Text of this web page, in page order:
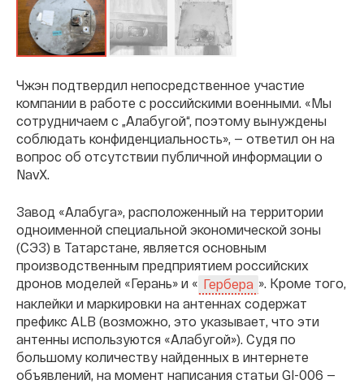
Чжэн подтвердил непосредственное участие
компании в работе с российскими военными. «Мы
сотрудничаем с „Алабугой“, поэтому вынуждены
соблюдать конфиденциальность», — ответил он на
вопрос об отсутствии публичной информации о
NavX.
Завод «Алабуга», расположенный на территории
одноименной специальной экономической зоны
(СЭЗ) в Татарстане, является основным
производственным предприятием российских
дронов моделей «Герань» и « Гербера ». Кроме того,
наклейки и маркировки на антеннах содержат
префикс ALB (возможно, это указывает, что эти
антенны используются «Алабугой»). Судя по
большому количеству найденных в интернете
объявлений, на момент написания статьи GI-006 —